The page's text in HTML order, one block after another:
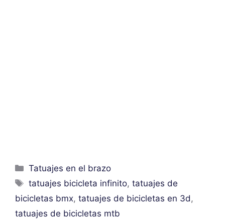
Categorías
Tatuajes en el brazo
Etiquetas
tatuajes bicicleta infinito,tatuajes de
bicicletas bmx, tatuajes de bicicletas en 3d,
tatuajes de bicicletas mtb